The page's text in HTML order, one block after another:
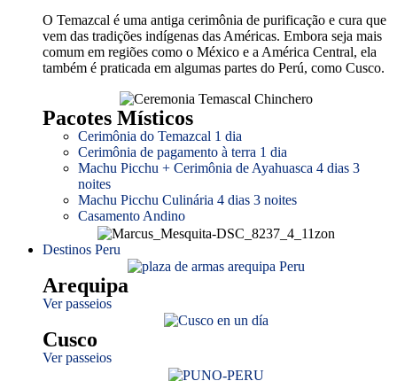
O Temazcal é uma antiga cerimônia de purificação e cura que
vem das tradições indígenas das Américas. Embora seja mais
comum em regiões como o México e a América Central, ela
também é praticada em algumas partes do Perú, como Cusco.
Pacotes Místicos
Cerimônia do Temazcal 1 dia
Cerimônia de pagamento à terra 1 dia
Machu Picchu + Cerimônia de Ayahuasca 4 dias 3
noites
Machu Picchu Culinária 4 dias 3 noites
Casamento Andino
Destinos Peru
Arequipa
Ver passeios
Cusco
Ver passeios